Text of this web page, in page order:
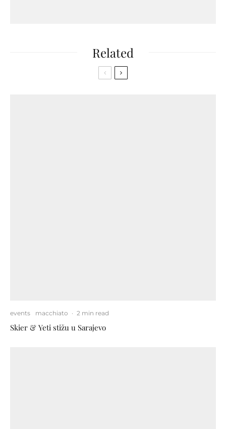
Related
events macchiato · 2 min read
Skier & Yeti stižu u Sarajevo